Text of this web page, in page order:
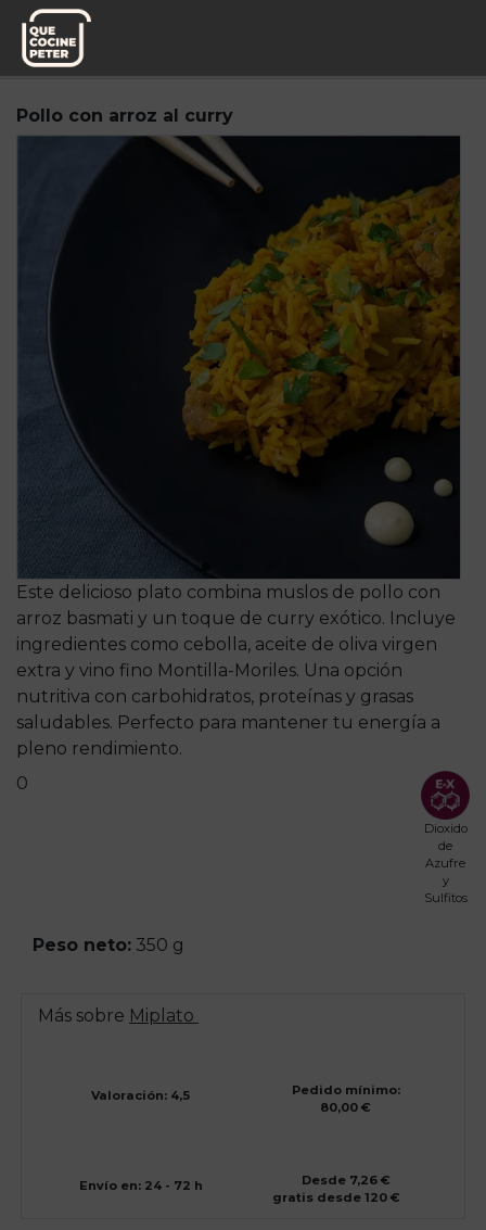
Pedido semanal
Pollo con arroz al curry
Este delicioso plato combina muslos de pollo con
arroz basmati y un toque de curry exótico. Incluye
ingredientes como cebolla, aceite de oliva virgen
extra y vino fino Montilla-Moriles. Una opción
nutritiva con carbohidratos, proteínas y grasas
saludables. Perfecto para mantener tu energía a
pleno rendimiento.
0
Dioxido
de
Azufre
y
Sulfitos
Peso neto: 350 g
Más sobre Miplato
Valoración: 4,5
Pedido mínimo:
80,00 €
Envío en: 24 - 72 h
Desde 7,26 €
gratis desde 120 €